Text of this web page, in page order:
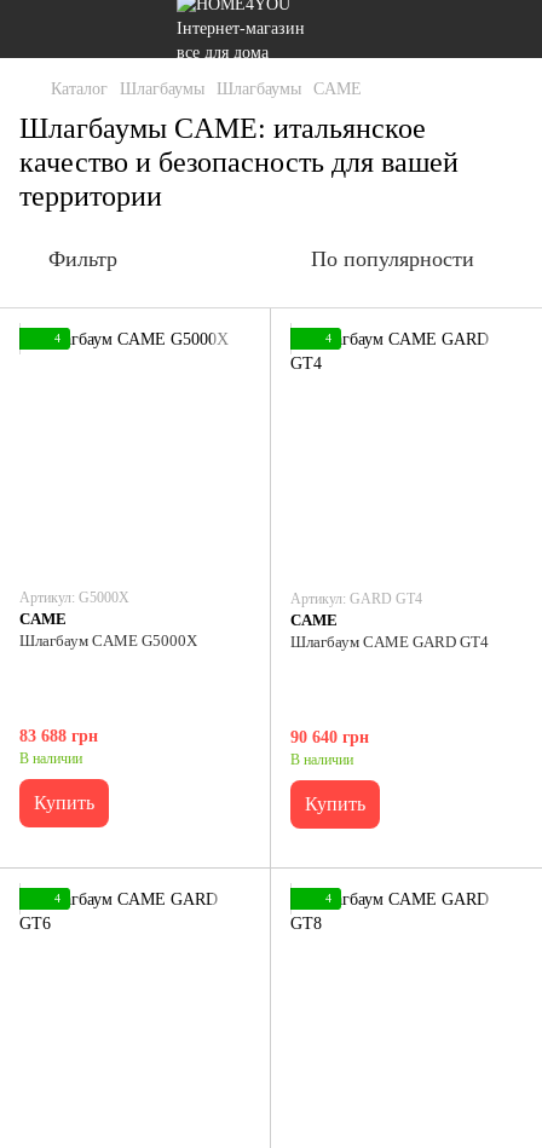
Каталог Шлагбаумы Шлагбаумы CAME
Шлагбаумы CAME: итальянское
качество и безопасность для вашей
территории
Фильтр По популярности
4
Артикул: G5000X
CAME
Шлагбаум CAME G5000X
83 688 грн
В наличии
Купить
4
Артикул: GARD GT4
CAME
Шлагбаум CAME GARD GT4
90 640 грн
В наличии
Купить
4 4